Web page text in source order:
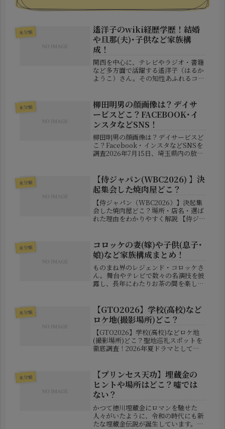
未分類
遙洋子のwiki経歴学歴！結婚
や旦那(夫)･子供など家族構
成！
関西を中心に、テレビやラジオ・書籍
など多方面で活躍する遙洋子（はるか
ようこ）さん。その知性あふれるコメ
記事では、そんな遙洋子さんの経歴・
学歴・結婚歴や家族構成などの私生活
に...
未分類
柳田明男の顔画像は？デイサ
ービスどこ？FACEBOOK･イ
ンスタなどSNS！
柳田明男の顔画像は？デイサービスど
こ？Facebook・インスタなどSNSを
調査2026年7月15日、埼玉県内の放課
目を集めています。報道によると、施
設職員の柳田明男容疑者...
未分類
【侍ジャパン(WBC2026) 】決
起集会した焼肉屋どこ？
【侍ジャパン（WBC2026）】決起集
会した焼肉屋どこ？場所・店名・選ば
れた理由をわかりやすく解説 【侍ジ
由をわかりやすく解説 第6回ワール
ド・ベースボール・クラシック...
未分類
コロッケの妻(嫁)や子供(息子･
娘)など家族構成まとめ！
ものまね界のレジェンド・コロッケさ
ん。舞台やテレビで数々の名演技を披
露し、長年にわたりお茶の間を楽しま
個性豊かで、それぞれが芸能やスポー
ツの世界で活躍しているのです。ここ
で...
未分類
【GTO2026】学校(高校)など
ロケ地(撮影場所)どこ？
【GTO2026】学校(高校)などロケ地
(撮影場所)どこ？聖地巡礼スポットを
徹底調査！2026年夏ドラマとして放
を巻き起こした反町隆史さん演じる鬼
塚英吉が、約30年の時を経て令...
未分類
【プリンセス天功】埋蔵金の
ヒントや場所はどこ？嘘では
ない？
かつて徳川埋蔵金にロマンを馳せた
人々がいたように、令和の時代にも新
たな埋蔵金伝説が誕生しています。仕